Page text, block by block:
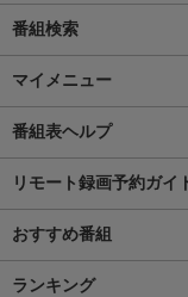
番組検索
マイメニュー
番組表ヘルプ
リモート録画予約ガイ
おすすめ番組
ランキング